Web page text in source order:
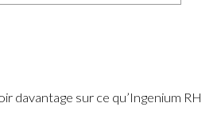
davantage sur ce qu’Ingenium RH